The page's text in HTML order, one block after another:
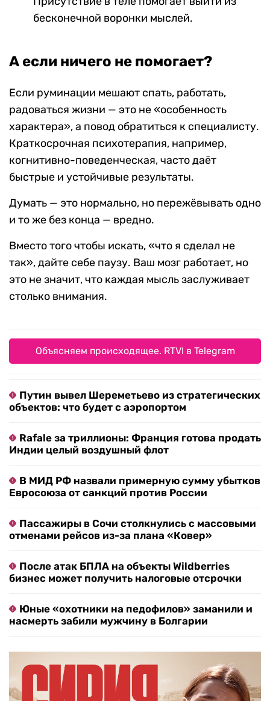
бесконечной воронки мыслей.
А если ничего не помогает?
Если руминации мешают спать, работать,
радоваться жизни — это не «особенность
характера», а повод обратиться к специалисту.
Краткосрочная психотерапия, например,
когнитивно-поведенческая, часто даёт
быстрые и устойчивые результаты.
Думать — это нормально, но пережёвывать одно
и то же без конца — вредно.
Вместо того чтобы искать, «что я сделал не
так», дайте себе паузу. Ваш мозг работает, но
это не значит, что каждая мысль заслуживает
столько внимания.
Объясняем происходящее. RTVI в Telegram
Путин вывел Шереметьево из стратегических
объектов: что будет с аэропортом
Rafale за триллионы: Франция готова продать
Индии целый воздушный флот
В МИД РФ назвали примерную сумму убытков
Евросоюза от санкций против России
Пассажиры в Сочи столкнулись с массовыми
отменами рейсов из-за плана «Ковер»
После атак БПЛА на объекты Wildberries
бизнес может получить налоговые отсрочки
Юные «охотники на педофилов» заманили и
насмерть забили мужчину в Болгарии